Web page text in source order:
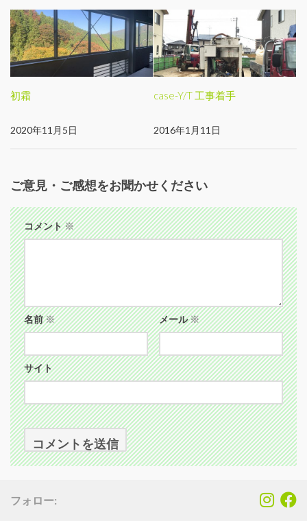
初霜
2020年11月5日
case-Y/T 工事着手
2016年1月11日
ご意見・ご感想をお聞かせください
コメント※
名前※ メール※
サイト
フォロー: